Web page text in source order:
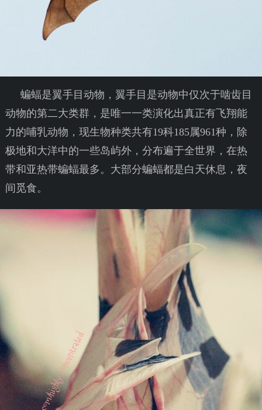
蝙蝠是翼手目动物，翼手目是动物中仅次于啮齿目
动物的第二大类群，是唯一一类演化出真正有飞翔能
力的哺乳动物，现生物种类共有19科185属961种，除
极地和大洋中的一些岛屿外，分布遍于全世界，在热
带和亚热带蝙蝠最多。大部分蝙蝠都是白天休息，夜
间觅食。